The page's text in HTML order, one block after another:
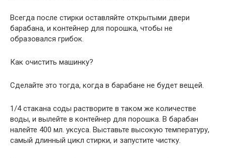
Всегда после стирки оставляйте открытыми двери
барабана, и контейнер для порошка, чтобы не
образовался грибок.
Как очистить машинку?
Сделайте это тогда, когда в барабане не будет вещей.
1/4 стакана соды растворите в таком же количестве
воды, и вылейте в контейнер для порошка. В барабан
налейте 400 мл. уксуса. Выставьте высокую температуру,
самый длинный цикл стирки, и запустите чистку.